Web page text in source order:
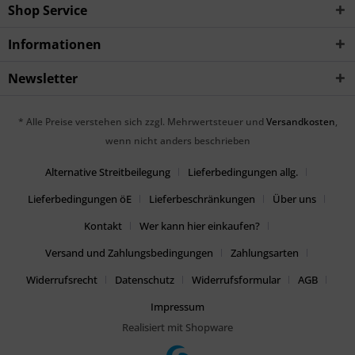
Shop Service
Informationen
Newsletter
* Alle Preise verstehen sich zzgl. Mehrwertsteuer und Versandkosten,
wenn nicht anders beschrieben
Alternative Streitbeilegung
Lieferbedingungen allg.
Lieferbedingungen öE
Lieferbeschränkungen
Über uns
Kontakt
Wer kann hier einkaufen?
Versand und Zahlungsbedingungen
Zahlungsarten
Widerrufsrecht
Datenschutz Widerrufsformular
AGB
Impressum
Realisiert mit Shopware